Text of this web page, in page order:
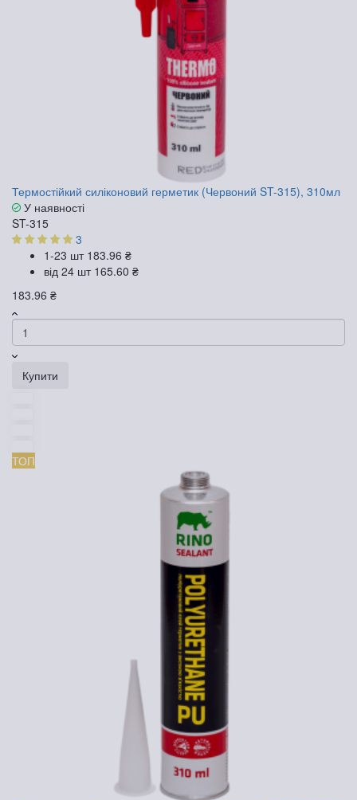
Термостійкий силіконовий герметик (Червоний ST-315), 310мл
У наявності
ST-315
3
1-23 шт 183.96 ₴
від 24 шт 165.60 ₴
183.96 ₴
Купити
ТОП